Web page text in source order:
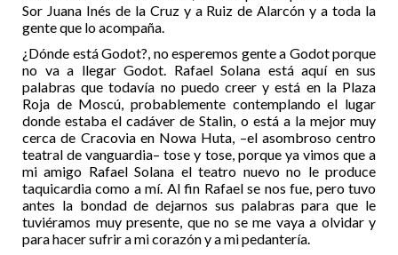
Sor Juana Inés de la Cruz y a Ruiz de Alarcón y a toda la
gente que lo acompaña.
¿Dónde está Godot?, no esperemos gente a Godot porque
no va a llegar Godot. Rafael Solana está aquí en sus
palabras que todavía no puedo creer y está en la Plaza
Roja de Moscú, probablemente contemplando el lugar
donde estaba el cadáver de Stalin, o está a la mejor muy
cerca de Cracovia en Nowa Huta, –el asombroso centro
teatral de vanguardia– tose y tose, porque ya vimos que a
mi amigo Rafael Solana el teatro nuevo no le produce
taquicardia como a mí. Al fin Rafael se nos fue, pero tuvo
antes la bondad de dejarnos sus palabras para que le
tuviéramos muy presente, que no se me vaya a olvidar y
para hacer sufrir a mi corazón y a mi pedantería.